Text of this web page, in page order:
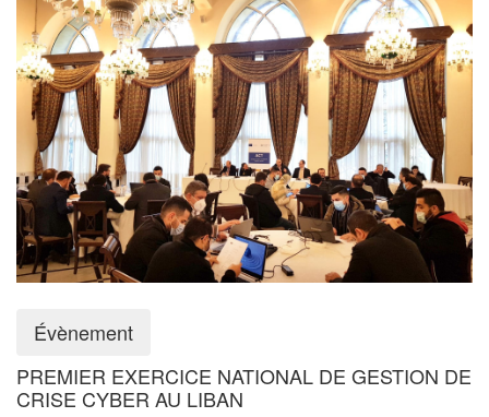
Évènement
PREMIER EXERCICE NATIONAL DE GESTION DE
CRISE CYBER AU LIBAN